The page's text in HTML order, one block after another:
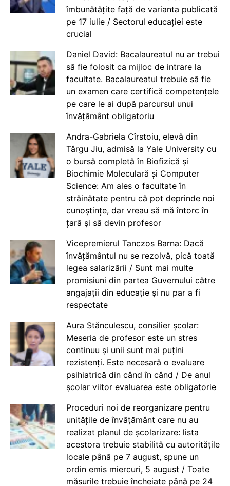
îmbunătățite față de varianta publicată
pe 17 iulie / Sectorul educației este
crucial
Daniel David: Bacalaureatul nu ar trebui
să fie folosit ca mijloc de intrare la
facultate. Bacalaureatul trebuie să fie
un examen care certifică competențele
pe care le ai după parcursul unui
învățământ obligatoriu
Andra-Gabriela Cîrstoiu, elevă din
Târgu Jiu, admisă la Yale University cu
o bursă completă în Biofizică și
Biochimie Moleculară și Computer
Science: Am ales o facultate în
străinătate pentru că pot deprinde noi
cunoștințe, dar vreau să mă întorc în
țară și să devin profesor
Vicepremierul Tanczos Barna: Dacă
învățământul nu se rezolvă, pică toată
legea salarizării / Sunt mai multe
promisiuni din partea Guvernului către
angajații din educație și nu par a fi
respectate
Aura Stănculescu, consilier școlar:
Meseria de profesor este un stres
continuu și unii sunt mai puțini
rezistenți. Este necesară o evaluare
psihiatrică din când în când / De anul
școlar viitor evaluarea este obligatorie
Proceduri noi de reorganizare pentru
unitățile de învățământ care nu au
realizat planul de școlarizare: lista
acestora trebuie stabilită cu autoritățile
locale până pe 7 august, spune un
ordin emis miercuri, 5 august / Toate
măsurile trebuie încheiate până pe 24